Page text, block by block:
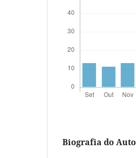
Biografia do